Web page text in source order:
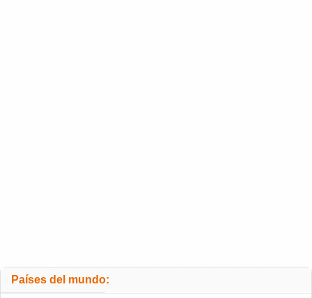
Países del mundo: